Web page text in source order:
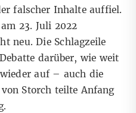
falscher Inhalte auffiel.
23. Juli 2022
neu. Die Schlagzeile
darüber,wie weit
auf – auch die
Storch teilte Anfang